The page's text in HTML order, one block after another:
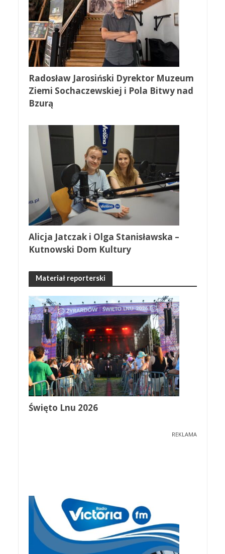
Radosław Jarosiński Dyrektor Muzeum
Ziemi Sochaczewskiej i Pola Bitwy nad
Bzurą
Alicja Jatczak i Olga Stanisławska –
Kutnowski Dom Kultury
Materiał reporterski
Święto Lnu 2026
REKLAMA